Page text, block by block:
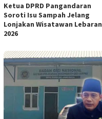
Ketua DPRD Pangandaran
Soroti Isu Sampah Jelang
Lonjakan Wisatawan Lebaran
2026